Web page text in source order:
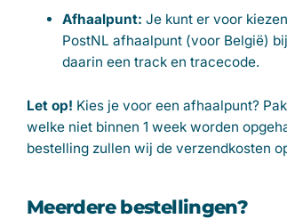
Afhaalpunt: Je kunt er voor
PostNL afhaalpunt (voor België)
daarin een track en tracecode.
Let op! Kies je voor een afhaalpunt?
welke niet binnen 1 week worden
bestelling zullen wij de verzendkosten
Meerdere bestellingen?